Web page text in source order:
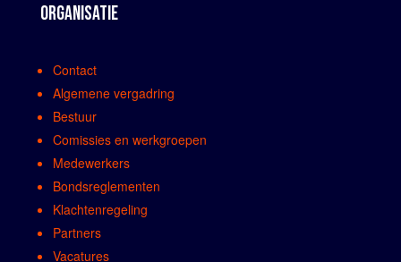
ORGANISATIE
Contact
Algemene vergadring
Bestuur
Comissies en werkgroepen
Medewerkers
Bondsreglementen
Klachtenregeling
Partners
Vacatures